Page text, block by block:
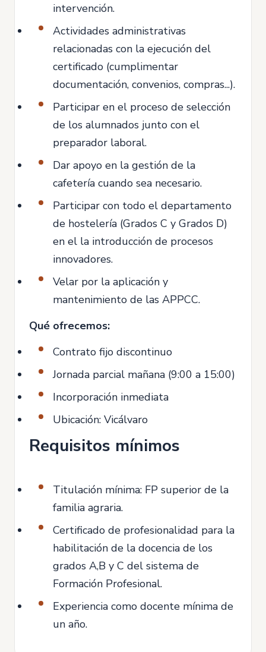
intervención.
Actividades administrativas
relacionadas con la ejecución del
certificado (cumplimentar
documentación, convenios, compras...).
Participar en el proceso de selección
de los alumnados junto con el
preparador laboral.
Dar apoyo en la gestión de la
cafetería cuando sea necesario.
Participar con todo el departamento
de hostelería (Grados C y Grados D)
en el la introducción de procesos
innovadores.
Velar por la aplicación y
mantenimiento de las APPCC.
Qué ofrecemos:
Contrato fijo discontinuo
Jornada parcial mañana (9:00 a 15:00)
Incorporación inmediata
Ubicación: Vicálvaro
Requisitos mínimos
Titulación mínima: FP superior de la
familia agraria.
Certificado de profesionalidad para la
habilitación de la docencia de los
grados A,B y C del sistema de
Formación Profesional.
Experiencia como docente mínima de
un año.